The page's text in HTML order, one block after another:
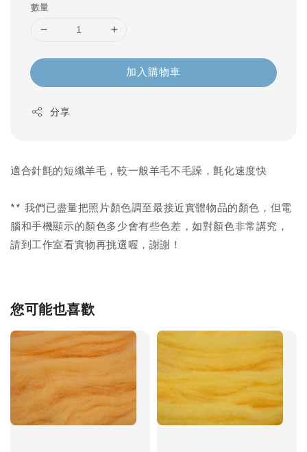
數量
加入購物車
分享
適合針氈的短纖羊毛，較一般羊毛不毛躁，氈化速度快
** 我們已盡量把照片顏色調至最接近實體物品的顏色，但電
腦和手機顯示的顏色多少會有些色差，如對顏色非常講究，
請到工作室看實物再挑選喔，謝謝！
您可能也喜歡